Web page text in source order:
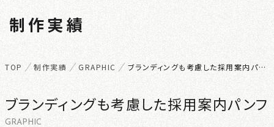
制作実績
ORKS
TOP 制作実績 GRAPHIC ブランディングも考慮した採用案内パンフ
ブランディングも考慮した採用案内パンフ
GRAPHIC
ADVANTAGE
CONTACT